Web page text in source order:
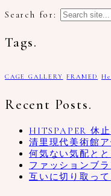
Search for:
Tags.
CAGE GALLERY FRAMED
Recent Posts.
HITSPAPER 休
清里現代美術館
何気ない気配と
ファッションブ
互いに切り取っ